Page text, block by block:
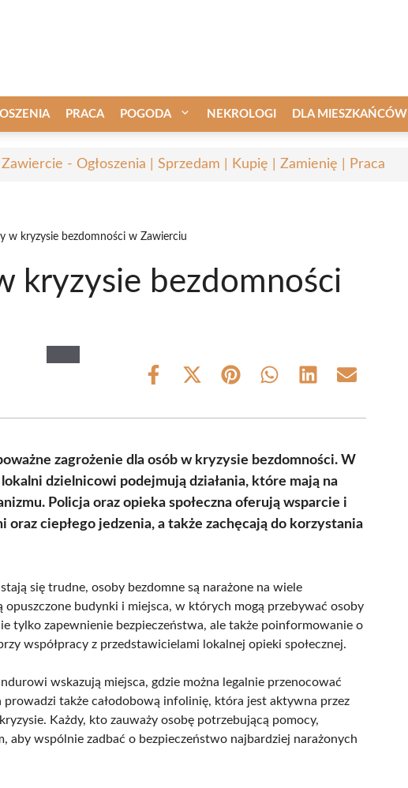
PRACA POGODA NEKROLOGI DLA MIESZKAŃCÓW
Zawiercie - Ogłoszenia | Sprzedam | Kupię | Zamienię | Praca
w kryzysie bezdomności w Zawierciu
kryzysie bezdomności
Share
Share
(Twitter)
Share Share Share Share
zagrożenie dla osób w kryzysie bezdomności. W
dzielnicowi podejmują działania, które mają na
Policja oraz opieka społeczna oferują wsparcie i
ciepłego jedzenia, a także zachęcają do korzystania
się trudne, osoby bezdomne są narażone na wiele
budynki i miejsca, w których mogą przebywać osoby
tylko zapewnienie bezpieczeństwa, ale także poinformowanie o
współpracy z przedstawicielami lokalnej opieki społecznej.
wskazują miejsca, gdzie można legalnie przenocować
prowadzi także całodobową infolinię, która jest aktywna przez
Każdy, kto zauważy osobę potrzebującą pomocy,
aby wspólnie zadbać o bezpieczeństwo najbardziej narażonych